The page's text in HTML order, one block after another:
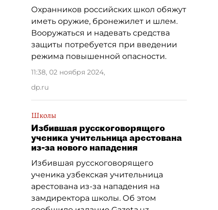
Охранников российских школ обяжут
иметь оружие, бронежилет и шлем.
Вооружаться и надевать средства
защиты потребуется при введении
режима повышенной опасности.
11:38, 02 ноября 2024,
dp.ru
Школы
Избившая русскоговорящего
ученика учительница арестована
из-за нового нападения
Избившая русскоговорящего
ученика узбекская учительница
арестована из-за нападения на
замдиректора школы. Об этом